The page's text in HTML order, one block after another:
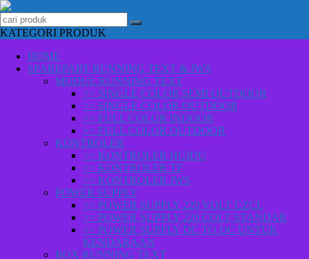
KATEGORI PRODUK
HOME
SPAREPART RUNNING TEXT & JWS
MODUL RUNNING TEXT
>> SINGLE COLOR SEMI OUTDOOR
>> SINGLE COLOR OUTDOOR
>> FULL COLOR INDOOR
>> FULL COLOR OUTDOOR
KONTROLER
>> KONTROLER HUIDU
>> KONTROLER TF
>> KONTROLER JWS
POWER SUPPLY
>> POWER SUPPLY 220 VOLT CZCL
>> POWER SUPPLY 220 COLT STANDAR
>> POWER SUPPLY DC TO DC UNTUK
KENDARAAN
BOX RUNNING TEXT